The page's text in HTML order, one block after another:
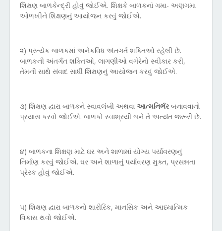
શિક્ષણ બાળકેન્દ્રી હોવું જોઈએ. શિક્ષકે બાળકનાં ગમા- અણગમા
ઓળખીને શિક્ષણનું આયોજન કરવું જોઈએ.
૨) પ્રત્યેક બાળકમાં અનેકવિધ અંતગર્ત શક્તિઓ રહેલી છે.
બાળકની અંતર્ગત શક્તિઓ, લાગણીઓ વગેરેનો સ્વીકાર કરી,
તેમની સાથે સંવાદ સાધી શિક્ષણનું આયોજન કરવું જોઈએ.
૩) શિક્ષણ દ્વારા બાળકને સ્વાવલંબી અથવા આત્મનિર્ભર બનાવવાનો
પ્રયાસ કરવો જોઈએ. બાળકો સ્વાશ્રયી બને તે અત્યંત જરૂરી છે.
૪) બાળકના શિક્ષણ માટે ઘર અને શાળામાં યોગ્ય પર્યાવરણનું
નિર્માણ કરવું જોઈએ. ઘર અને શાળાનું પર્યાવરણ મુક્ત, પ્રસન્નતા
પ્રેરક હોવું જોઈએ.
૫) શિક્ષણ દ્વારા બાળકનો શારીરિક, માનસિક અને આધ્યાત્મિક
વિકાસ થવો જોઈએ.